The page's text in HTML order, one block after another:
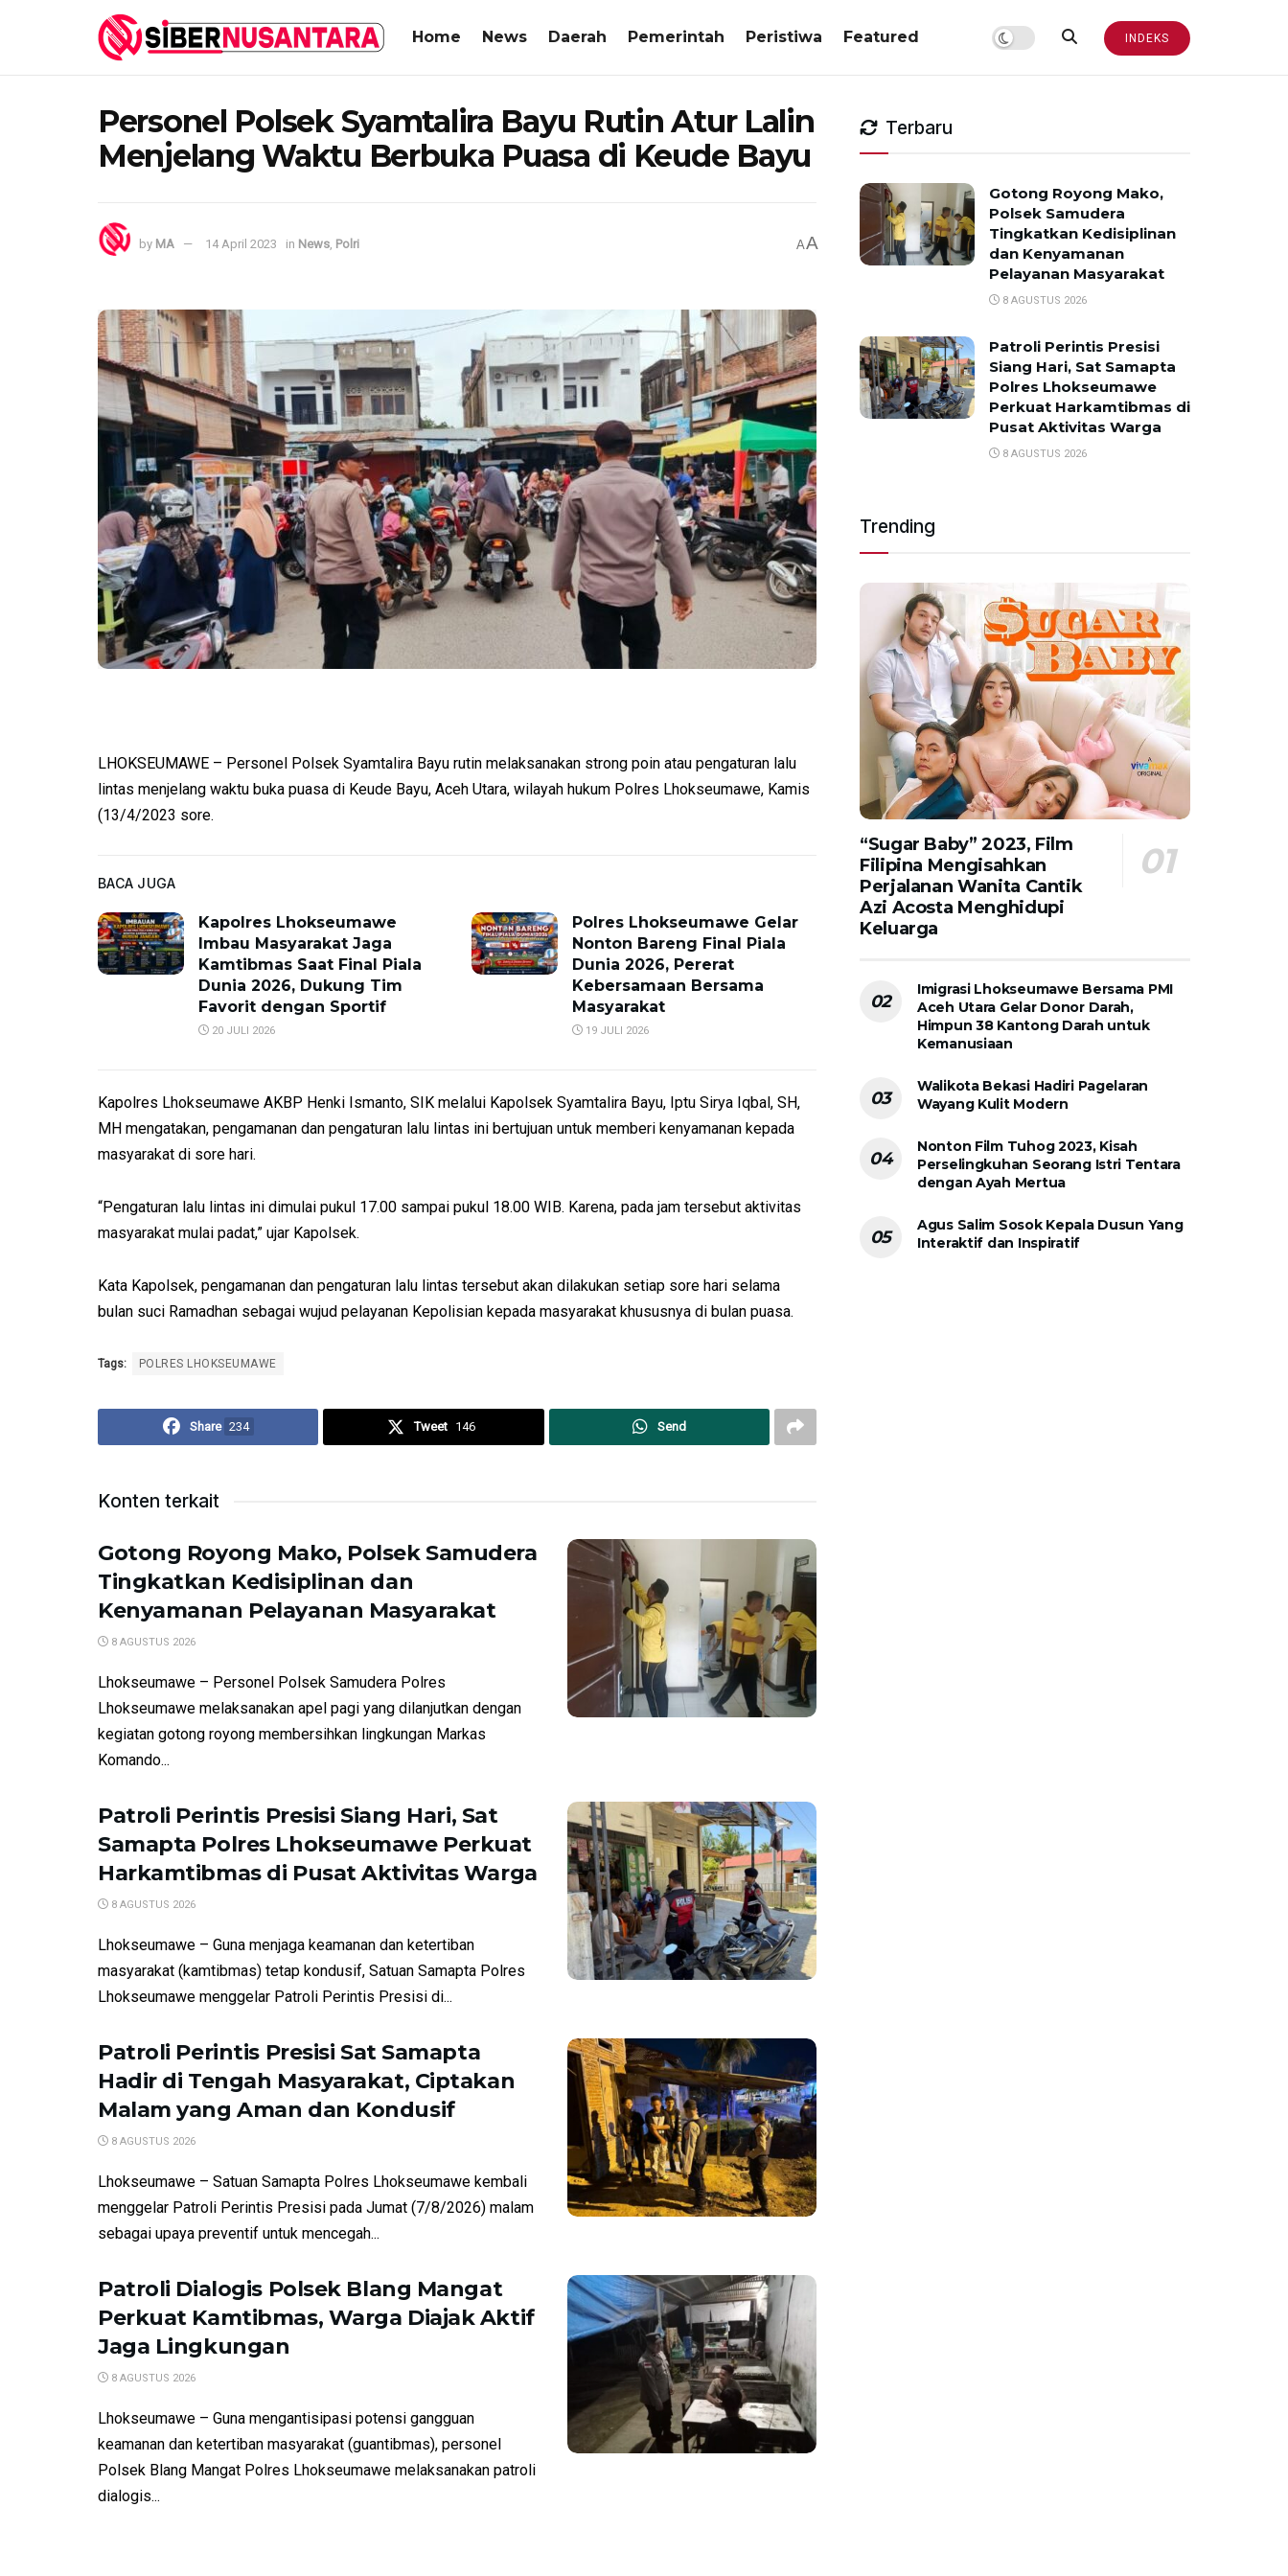
Home News Daerah Pemerintah Peristiwa Featured INDEKS
Personel Polsek Syamtalira Bayu Rutin Atur Lalin
Menjelang Waktu Berbuka Puasa di Keude Bayu
by MA 14 April 2023 in News Polri AA
LHOKSEUMAWE – Personel Polsek Syamtalira Bayu rutin melaksanakan strong poin atau pengaturan lalu
lintas menjelang waktu buka puasa di Keude Bayu, Aceh Utara, wilayah hukum Polres Lhokseumawe, Kamis
(13/4/2023 sore.
BACA JUGA
Kapolres Lhokseumawe
Imbau Masyarakat Jaga
Kamtibmas Saat Final Piala
Dunia 2026, Dukung Tim
Favorit dengan Sportif
20 JULI 2026
Polres Lhokseumawe Gelar
Nonton Bareng Final Piala
Dunia 2026, Pererat
Kebersamaan Bersama
Masyarakat
19 JULI 2026
Kapolres Lhokseumawe AKBP Henki Ismanto, SIK melalui Kapolsek Syamtalira Bayu, Iptu Sirya Iqbal, SH,
MH mengatakan, pengamanan dan pengaturan lalu lintas ini bertujuan untuk memberi kenyamanan kepada
masyarakat di sore hari.
“Pengaturan lalu lintas ini dimulai pukul 17.00 sampai pukul 18.00 WIB. Karena, pada jam tersebut aktivitas
masyarakat mulai padat,” ujar Kapolsek.
Kata Kapolsek, pengamanan dan pengaturan lalu lintas tersebut akan dilakukan setiap sore hari selama
bulan suci Ramadhan sebagai wujud pelayanan Kepolisian kepada masyarakat khususnya di bulan puasa.
Tags: POLRES LHOKSEUMAWE
Share 234 Tweet 146 Send
Konten terkait
Gotong Royong Mako, Polsek Samudera
Tingkatkan Kedisiplinan dan
Kenyamanan Pelayanan Masyarakat
8 AGUSTUS 2026
Lhokseumawe – Personel Polsek Samudera Polres
Lhokseumawe melaksanakan apel pagi yang dilanjutkan dengan
kegiatan gotong royong membersihkan lingkungan Markas
Komando...
Patroli Perintis Presisi Siang Hari, Sat
Samapta Polres Lhokseumawe Perkuat
Harkamtibmas di Pusat Aktivitas Warga
8 AGUSTUS 2026
Lhokseumawe – Guna menjaga keamanan dan ketertiban
masyarakat (kamtibmas) tetap kondusif, Satuan Samapta Polres
Lhokseumawe menggelar Patroli Perintis Presisi di...
Patroli Perintis Presisi Sat Samapta
Hadir di Tengah Masyarakat, Ciptakan
Malam yang Aman dan Kondusif
8 AGUSTUS 2026
Lhokseumawe – Satuan Samapta Polres Lhokseumawe kembali
menggelar Patroli Perintis Presisi pada Jumat (7/8/2026) malam
sebagai upaya preventif untuk mencegah...
Patroli Dialogis Polsek Blang Mangat
Perkuat Kamtibmas, Warga Diajak Aktif
Jaga Lingkungan
8 AGUSTUS 2026
Lhokseumawe – Guna mengantisipasi potensi gangguan
keamanan dan ketertiban masyarakat (guantibmas), personel
Polsek Blang Mangat Polres Lhokseumawe melaksanakan patroli
dialogis...
Terbaru
Gotong Royong Mako,
Polsek Samudera
Tingkatkan Kedisiplinan
dan Kenyamanan
Pelayanan Masyarakat
8 AGUSTUS 2026
Patroli Perintis Presisi
Siang Hari, Sat Samapta
Polres Lhokseumawe
Perkuat Harkamtibmas di
Pusat Aktivitas Warga
8 AGUSTUS 2026
Trending
“Sugar Baby” 2023, Film
Filipina Mengisahkan
Perjalanan Wanita Cantik
Azi Acosta Menghidupi
Keluarga
Imigrasi Lhokseumawe Bersama PMI
Aceh Utara Gelar Donor Darah,
Himpun 38 Kantong Darah untuk
Kemanusiaan
Walikota Bekasi Hadiri Pagelaran
Wayang Kulit Modern
Nonton Film Tuhog 2023, Kisah
Perselingkuhan Seorang Istri Tentara
dengan Ayah Mertua
Agus Salim Sosok Kepala Dusun Yang
Interaktif dan Inspiratif